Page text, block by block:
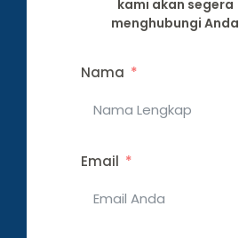
kami akan segera
menghubungi Anda
Nama
Email